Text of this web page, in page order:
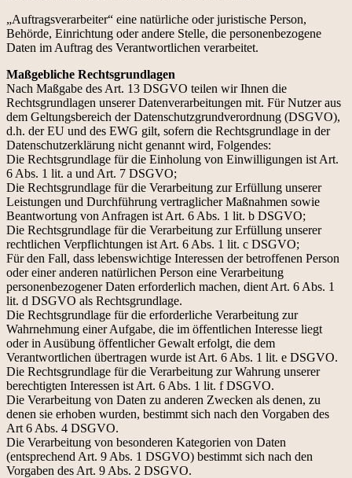
„Auftragsverarbeiter“ eine natürliche oder juristische Person,
Behörde, Einrichtung oder andere Stelle, die personenbezogene
Daten im Auftrag des Verantwortlichen verarbeitet.
Maßgebliche Rechtsgrundlagen
Nach Maßgabe des Art. 13 DSGVO teilen wir Ihnen die
Rechtsgrundlagen unserer Datenverarbeitungen mit. Für Nutzer aus
dem Geltungsbereich der Datenschutzgrundverordnung (DSGVO),
d.h. der EU und des EWG gilt, sofern die Rechtsgrundlage in der
Datenschutzerklärung nicht genannt wird, Folgendes:
Die Rechtsgrundlage für die Einholung von Einwilligungen ist Art.
6 Abs. 1 lit. a und Art. 7 DSGVO;
Die Rechtsgrundlage für die Verarbeitung zur Erfüllung unserer
Leistungen und Durchführung vertraglicher Maßnahmen sowie
Beantwortung von Anfragen ist Art. 6 Abs. 1 lit. b DSGVO;
Die Rechtsgrundlage für die Verarbeitung zur Erfüllung unserer
rechtlichen Verpflichtungen ist Art. 6 Abs. 1 lit. c DSGVO;
Für den Fall, dass lebenswichtige Interessen der betroffenen Person
oder einer anderen natürlichen Person eine Verarbeitung
personenbezogener Daten erforderlich machen, dient Art. 6 Abs. 1
lit. d DSGVO als Rechtsgrundlage.
Die Rechtsgrundlage für die erforderliche Verarbeitung zur
Wahrnehmung einer Aufgabe, die im öffentlichen Interesse liegt
oder in Ausübung öffentlicher Gewalt erfolgt, die dem
Verantwortlichen übertragen wurde ist Art. 6 Abs. 1 lit. e DSGVO.
Die Rechtsgrundlage für die Verarbeitung zur Wahrung unserer
berechtigten Interessen ist Art. 6 Abs. 1 lit. f DSGVO.
Die Verarbeitung von Daten zu anderen Zwecken als denen, zu
denen sie erhoben wurden, bestimmt sich nach den Vorgaben des
Art 6 Abs. 4 DSGVO.
Die Verarbeitung von besonderen Kategorien von Daten
(entsprechend Art. 9 Abs. 1 DSGVO) bestimmt sich nach den
Vorgaben des Art. 9 Abs. 2 DSGVO.